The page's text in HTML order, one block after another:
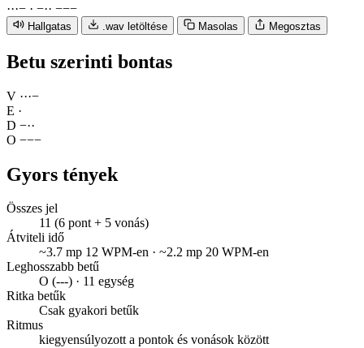
···− · −·· −−−
Hallgatas .wav letöltése Masolas Megosztas
Betu szerinti bontas
V ···−
E ·
D −··
O −−−
Gyors tények
Összes jel
11 (6 pont + 5 vonás)
Átviteli idő
~3.7 mp 12 WPM-en · ~2.2 mp 20 WPM-en
Leghosszabb betű
O (---) · 11 egység
Ritka betűk
Csak gyakori betűk
Ritmus
kiegyensúlyozott a pontok és vonások között